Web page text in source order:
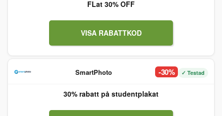
FLat 30% OFF
VISA RABATTKOD
SmartPhoto -30% ✓ Testad
30% rabatt på studentplakat